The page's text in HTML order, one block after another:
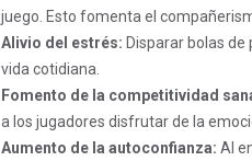
juego. Esto fomenta el
Alivio del estrés: Disparar bolas
vida cotidiana.
Fomento de la competitividad
a los jugadores disfrutar de la
Aumento de la autoconfianza: Al